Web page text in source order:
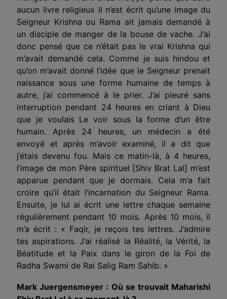
aucun livre religieux il n’est écrit qu’une image du
Seigneur Krishna ou Rama ait jamais demandé à
un disciple de manger de la bouse de vache. J’ai
donc pensé que ce n’était pas le vrai Krishna qui
m’avait demandé cela. Comme je suis hindou et
qu’on m’avait donné l’idée que le Seigneur prenait
naissance sous une forme humaine de temps à
autre, j’ai commencé à le prier. J’ai pleuré sans
interruption pendant 24 heures en criant à Dieu
que je voulais Le voir sous la forme d’un être
humain. Après 24 heures, un médecin a été
envoyé et après m’avoir examiné, il a dit que
j’étais devenu fou. Mais ce matin-là, à 4 heures,
l’image de mon Père spirituel [Shiv Brat Lal] m’est
apparue pendant que je dormais. Cela m’a fait
croire qu’il était l’incarnation du Seigneur Rama.
Ensuite, je lui ai écrit une lettre chaque semaine
régulièrement pendant 10 mois. Après 10 mois, il
m’a écrit : « Faqir, je reçois tes lettres. J’admire
tes aspirations. J’ai réalisé la Réalité, la Vérité, la
Béatitude et la Paix dans le giron de la Foi de
Radha Swami de Rai Salig Ram Sahib. »
Mark Juergensmeyer : Où se trouvait Maharishi